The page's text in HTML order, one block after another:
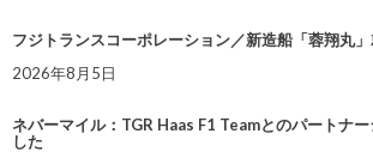
フジトランスコーポレーション／新造船「蓉翔丸
2026年8月5日
ネバーマイル：TGR Haas F1 Teamとのパートナ
した